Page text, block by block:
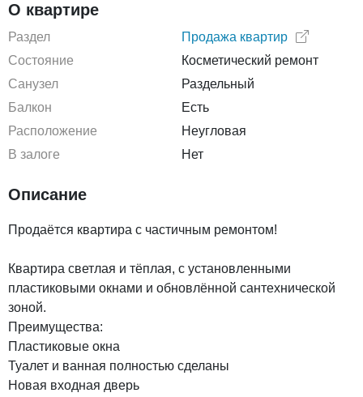
О квартире
Раздел
Продажа квартир
Состояние
Косметический ремонт
Санузел
Раздельный
Балкон
Есть
Расположение
Неугловая
В залоге
Нет
Описание
Продаётся квартира с частичным ремонтом!
Квартира светлая и тёплая, с установленными
пластиковыми окнами и обновлённой сантехнической
зоной.
Преимущества:
Пластиковые окна
Туалет и ванная полностью сделаны
Новая входная дверь